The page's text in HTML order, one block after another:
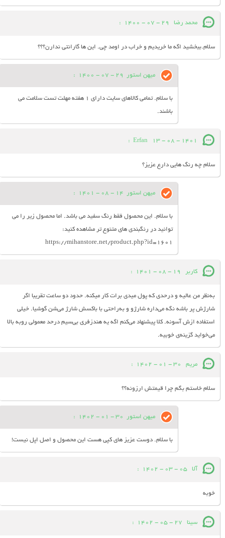
محمد رضا 29 - 07 - 1400
:
سلام.ببخشید اگه ما خریدیم و خراب در اومد چی. این ها گارانتی ندارن؟؟؟
میهن استور 29 - 07 - 1400
:
با سلام. تمامی کالاهای سایت دارای 1 هفته مهلت تست سلامت می
باشند.
Erfan 13 - 08 - 1401
:
سلام چه رنگ هایی دارع عزیز؟
میهن استور 14 - 08 - 1401
:
با سلام. این محصول فقط رنگ سفید می باشد. اما محصول زیر را می
توانید در رنگبندی های متنوع تر مشاهده کنید:
https://mihanstore.net/product.php?id=1601
کاربر 19 - 08 - 1401
:
به‌نظر من عالیه و درحدی که پول میدی برات کار میکنه. حدود دو ساعت تقریبا اگر
شارژش پر باشه نگه می‌داره شارژو و به‌راحتی با باکسش شارژ می‌شن گوشیا. خیلی
استفاده ازش آسونه. کلا پیشنهاد می‌کنم اگه یه هندزفری بی‌سیم درحد معمولی روبه بالا
می‌خواید گزینه‌ی خوبیه.
مریم 30 - 01 - 1402
:
سلام خاستم بگم چرا قیمتش ارزونه؟؟
میهن استور 30 - 01 - 1402
:
با سلام. دوست عزیز های کپی هست این محصول و اصل اپل نیست!
آلا 05 - 03 - 1402
:
خوبه
سینا 27 - 05 - 1402
: